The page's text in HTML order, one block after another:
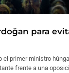
para
el primer ministro
frente a una